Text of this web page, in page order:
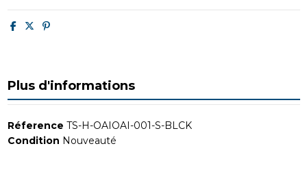
Plus d'informations
Réference TS-H-OAIOAI-001-S-BLCK
Condition Nouveauté